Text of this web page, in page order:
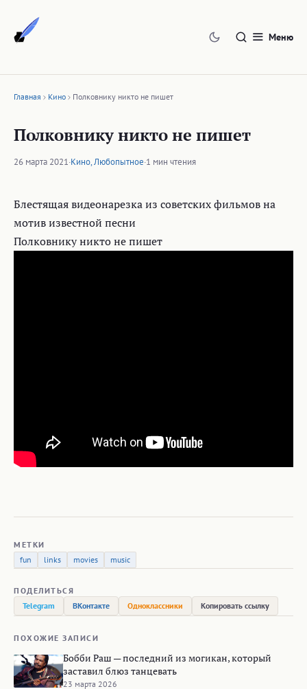
содержимому
Меню
Главная Кино Полковнику никто не пишет
Полковнику никто не пишет
26 марта 2021·Кино,Любопытное·1 мин чтения
Блестящая видеонарезка из советских фильмов на
мотив известной песни
Полковнику никто не пишет
МЕТКИ
fun
links movies music
ПОДЕЛИТЬСЯ
Telegram
ВКонтакте Одноклассники Копировать ссылку
ПОХОЖИЕ ЗАПИСИ
Бобби Раш — последний из могикан, который
заставил блюз танцевать
23 марта 2026